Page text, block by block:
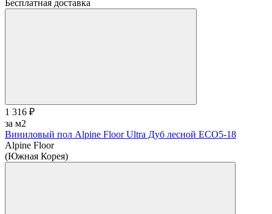
Бесплатная доставка
1 316 ₽
за м2
Виниловый пол Alpine Floor Ultra Дуб лесной ЕСО5-18
Alpine Floor
(Южная Корея)